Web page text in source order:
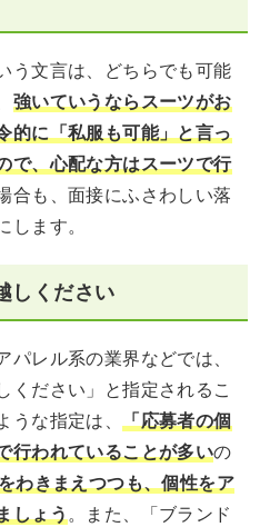
う文言は、どちらでも可能
強いていうならスーツがお
的に「私服も可能」と言っ
で、心配な方はスーツで行
合も、面接にふさわしい落
します。
しください
パレル系の業界などでは、
ください」と指定されるこ
うな指定は、「応募者の個
行われていることが多いの
わきまえつつも、個性をア
しょう。また、「ブランド